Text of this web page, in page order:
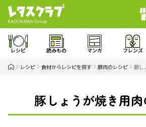
レシピ 読みもの マンガ フレンズ
レシピ 食材からレシピを探す 豚肉のレシピ 豚し
豚しょうが焼き用